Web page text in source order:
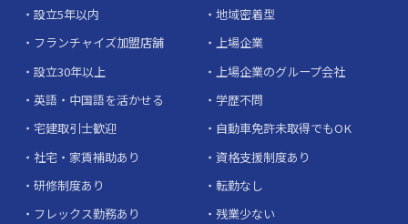
設立5年以内
地域密着型
フランチャイズ加盟店舗
上場企業
設立30年以上
上場企業のグループ会社
英語・中国語を活かせる
学歴不問
宅建取引士歓迎
自動車免許未取得でもOK
社宅・家賃補助あり
資格支援制度あり
研修制度あり
転勤なし
フレックス勤務あり
残業少ない